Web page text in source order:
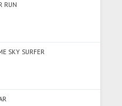
RUN
SKY SURFER